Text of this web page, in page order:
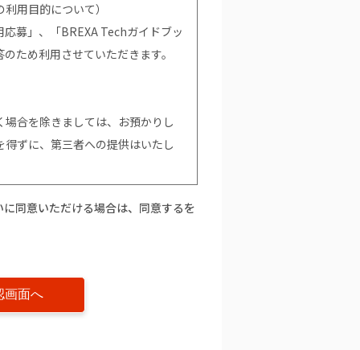
用目的について）
応募」、「BREXA Techガイドブッ
ため利用させていただきます。
合を除きましては、お預かりし
ずに、第三者への提供はいたし
）
だし、個人情報を提供いただけな
同意いただける場合は、同意するを